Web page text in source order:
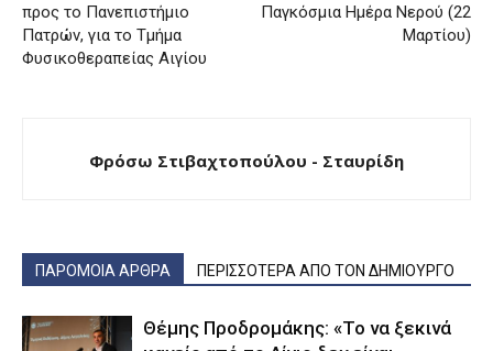
προς το Πανεπιστήμιο
Πατρών, για το Τμήμα
Φυσικοθεραπείας Αιγίου
Παγκόσμια Ημέρα Νερού (22
Μαρτίου)
Φρόσω Στιβαχτοπούλου - Σταυρίδη
ΠΑΡΟΜΟΙΑ ΑΡΘΡΑ ΠΕΡΙΣΣΟΤΕΡΑ ΑΠΟ ΤΟΝ ΔΗΜΙΟΥΡΓΟ
Θέμης Προδρομάκης: «Το να ξεκινά